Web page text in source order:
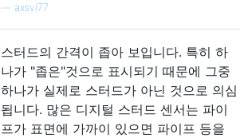
axsvl77
스터드의 간격이 좁아 보입니다. 특히 하
나가 "좁은"것으로 표시되기 때문에 그중
하나가 실제로 스터드가 아닌 것으로 의심
됩니다. 많은 디지털 스터드 센서는 파이
프가 표면에 가까이 있으면 파이프 등을